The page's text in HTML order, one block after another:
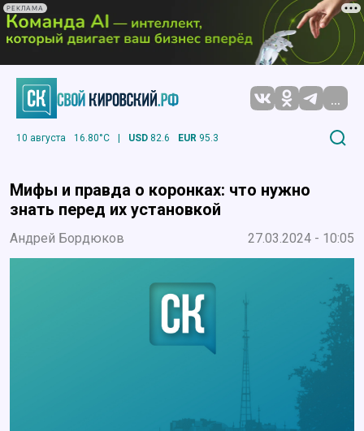
РЕКЛАМА
...
10 августа 16.80°C | USD 82.6 EUR 95.3
Мифы и правда о коронках: что нужно
знать перед их установкой
Андрей Бордюков 27.03.2024 - 10:05